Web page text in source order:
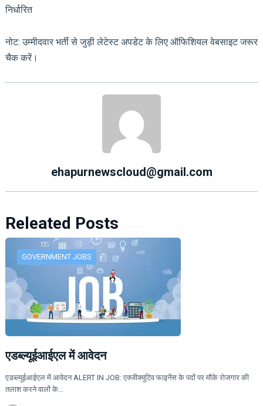
निर्धारित
नोट: उम्मीदवार भर्ती से जुड़ी लेटेस्ट अपडेट के लिए ऑफिशियल वेबसाइट जरूर
चैक करें।
ehapurnewscloud@gmail.com
Releated Posts
GOVERNMENT JOBS
एडब्ल्यूईआईएल में आवेदन
एडब्ल्यूईआईएल में आवेदन ALERT IN JOB: एक्जीक्यूटिव फाइनेंस के पदों पर मौके रोजगार की
तलाश करने वालों के…